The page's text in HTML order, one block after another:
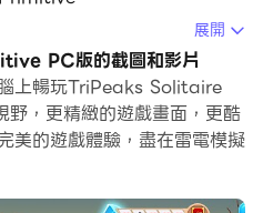
Primitive，您可以在大
鍵盤操控應用程式比用觸摸
遠不必擔心設備的電量問題。
可以在PC上運行多個應用程
展開
PC版的截圖和影片
上暢玩TriPeaks Solitaire
，更精緻的遊戲畫面，更酷
美的遊戲體驗，盡在雷電模擬